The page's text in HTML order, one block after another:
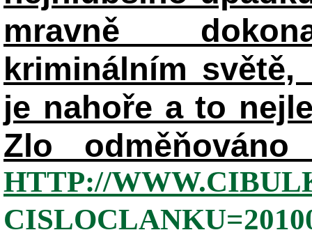
mravně
kriminálním
je nahoře a to
Zlo
HTTP://